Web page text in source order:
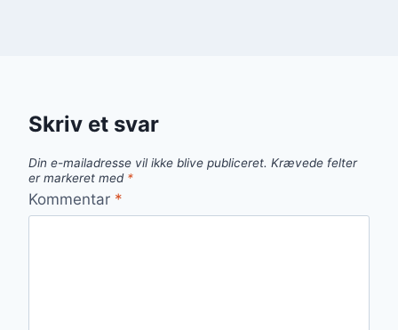
Skriv et svar
Din e-mailadresse vil ikke blive publiceret. Krævede felter
er markeret med *
Kommentar *